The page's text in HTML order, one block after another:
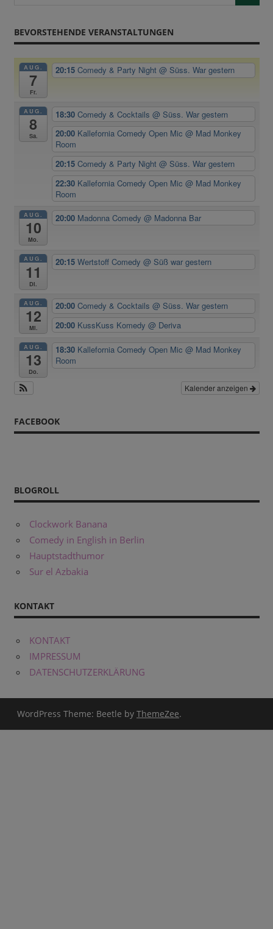
BEVORSTEHENDE VERANSTALTUNGEN
AUG.
7
Fr.
20:15Comedy & Party Night@ Süss. War gestern
AUG.
8
Sa.
18:30Comedy & Cocktails@ Süss. War gestern
20:00 Kallefornia Comedy Open Mic@ Mad Monkey
Room
20:15Comedy & Party Night@ Süss. War gestern
22:30 Kallefornia Comedy Open Mic@ Mad Monkey
Room
AUG.
10
Mo.
20:00 Madonna Comedy@ Madonna Bar
AUG.
11
Di.
20:15Wertstoff Comedy@ Süß war gestern
AUG.
12
Mi.
20:00Comedy & Cocktails@ Süss. War gestern
20:00 KussKuss Komedy@ Deriva
AUG.
13
Do.
18:30 Kallefornia Comedy Open Mic@ Mad Monkey
Room
Kalender anzeigen
FACEBOOK
BLOGROLL
Clockwork Banana
Comedy in English in Berlin
Hauptstadthumor
Sur el Azbakia
KONTAKT
KONTAKT
IMPRESSUM
DATENSCHUTZERKLÄRUNG
WordPress Theme: Beetle by ThemeZee.